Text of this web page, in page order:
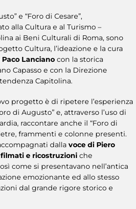
e “Foro di Cesare”,
alla Cultura e al Turismo –
ai Beni Culturali di Roma, sono
Cultura, l’ideazione e la cura
Paco Lanciano con la storica
Capasso e con la Direzione
Capitolina.
progetto è di ripetere l’esperienza
di Augusto” e, attraverso l’uso di
raccontare anche il “Foro di
frammenti e colonne presenti.
dalla voce di Piero
e ricostruzioni che
come si presentavano nell’antica
emozionante ed allo stesso
dal grande rigore storico e